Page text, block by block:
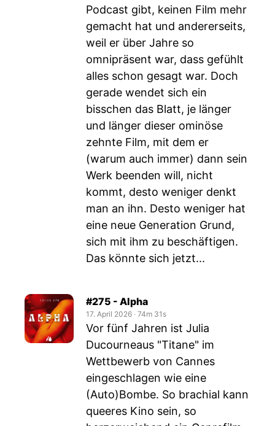
Podcast gibt, keinen Film mehr
gemacht hat und andererseits,
weil er über Jahre so
omnipräsent war, dass gefühlt
alles schon gesagt war. Doch
gerade wendet sich ein
bisschen das Blatt, je länger
und länger dieser ominöse
zehnte Film, mit dem er
(warum auch immer) dann sein
Werk beenden will, nicht
kommt, desto weniger denkt
man an ihn. Desto weniger hat
eine neue Generation Grund,
sich mit ihm zu beschäftigen.
Das könnte sich jetzt...
#275 - Alpha
17. April 2026 ‧ 74m 31s
Vor fünf Jahren ist Julia
Ducourneaus "Titane" im
Wettbewerb von Cannes
eingeschlagen wie eine
(Auto)Bombe. So brachial kann
queeres Kino sein, so